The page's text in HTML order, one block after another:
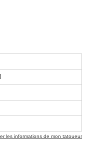
les informations de mon tatoueur